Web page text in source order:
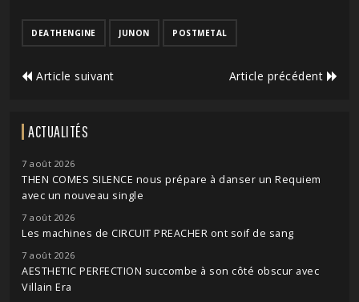
DEATHENGINE JUNON POSTMETAL
Article suivant Article précédent
ACTUALITÉS
7 août 2026
THEN COMES SILENCE nous prépare à danser un Requiem
avec un nouveau single
7 août 2026
Les machines de CIRCUIT PREACHER ont soif de sang
7 août 2026
AESTHETIC PERFECTION succombe à son côté obscur avec
Villain Era